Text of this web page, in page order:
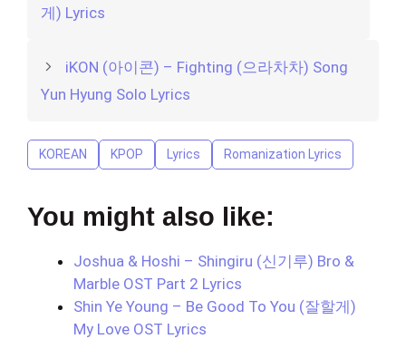
게) Lyrics
iKON (아이콘) – Fighting (으라차차) Song
Yun Hyung Solo Lyrics
KOREAN KPOP Lyrics Romanization Lyrics
You might also like:
Joshua & Hoshi – Shingiru (신기루) Bro &
Marble OST Part 2 Lyrics
Shin Ye Young – Be Good To You (잘할게)
My Love OST Lyrics